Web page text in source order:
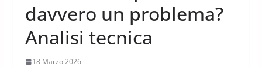
davvero un problema?
Analisi tecnica
18 Marzo 2026